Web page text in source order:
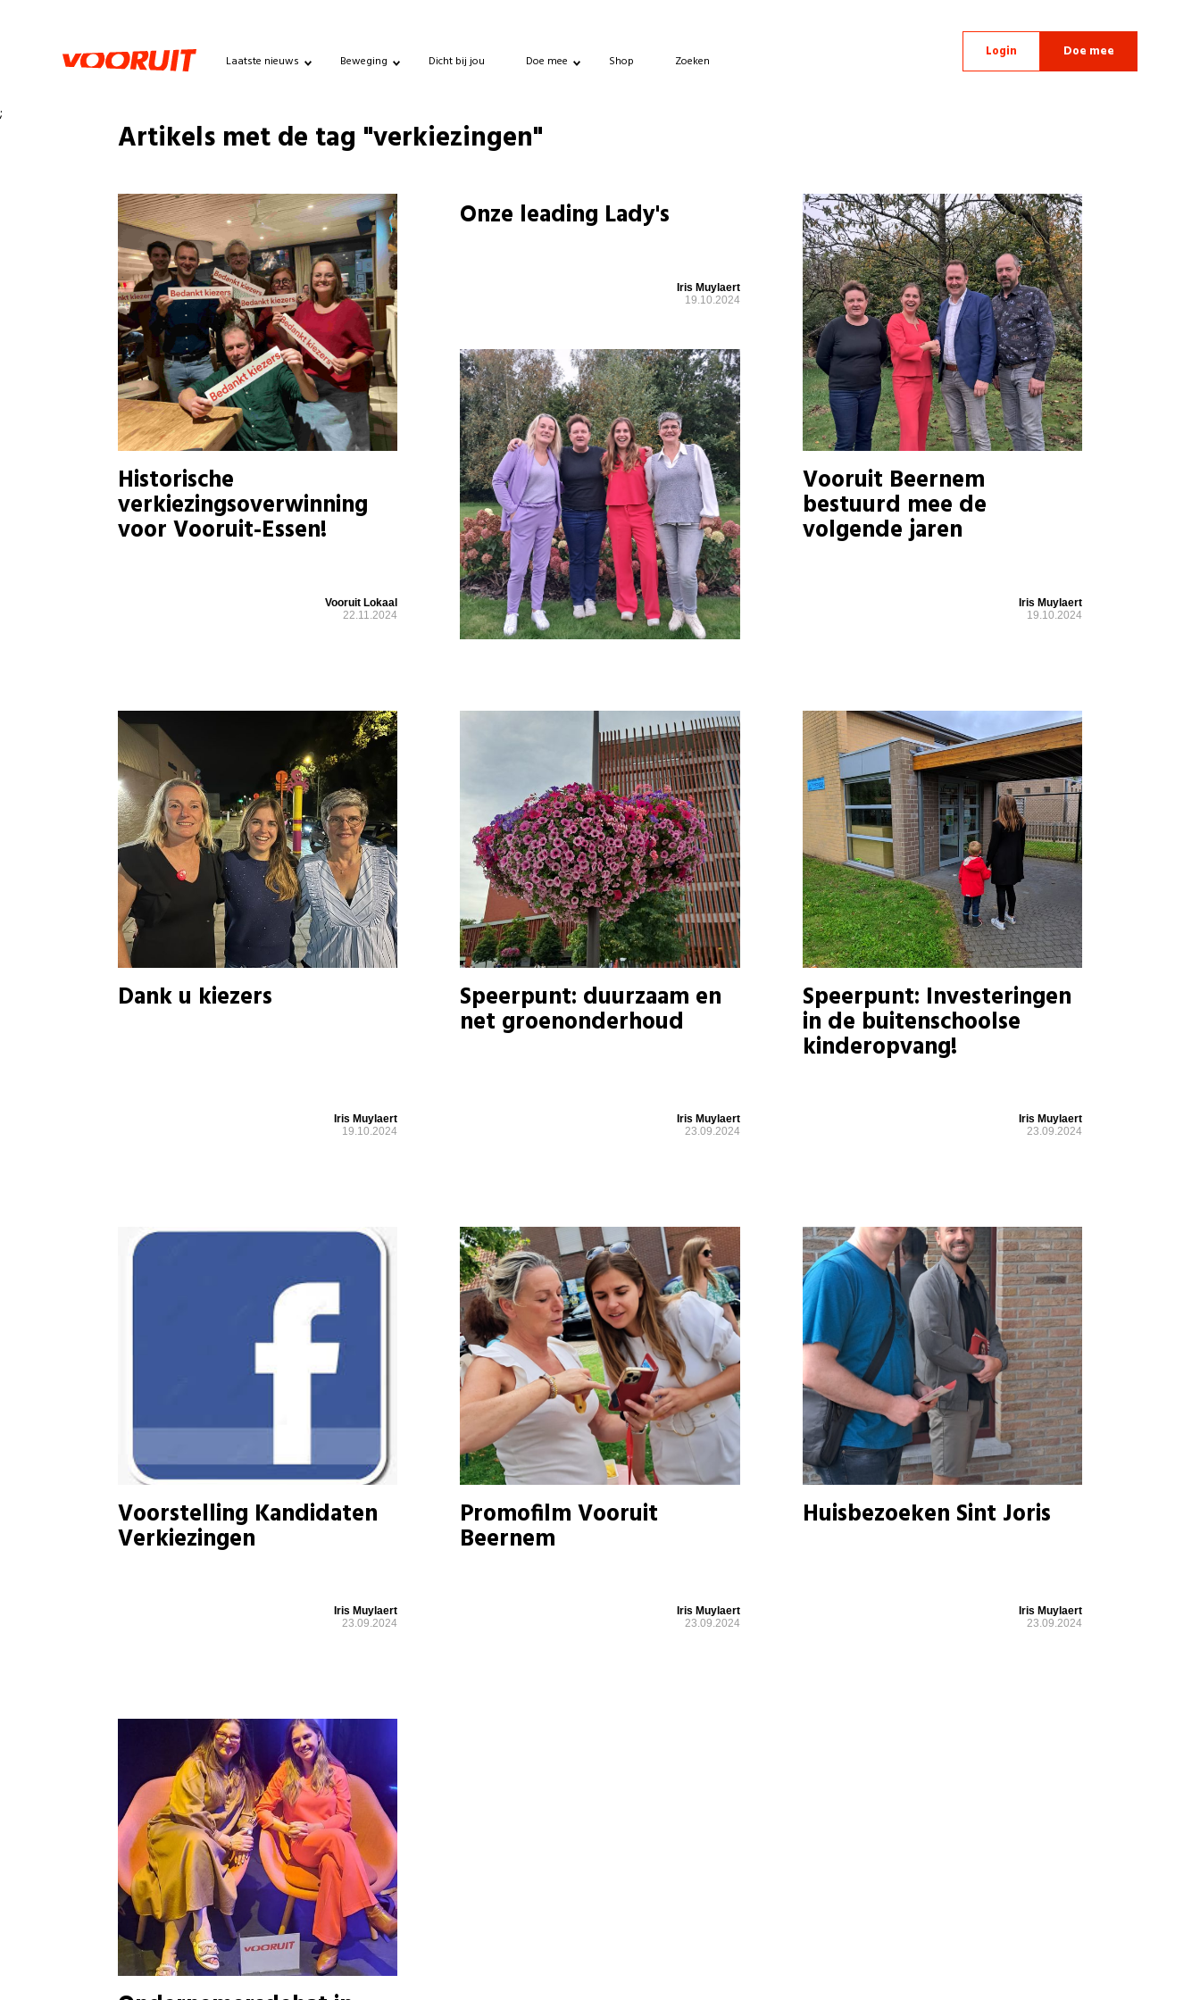
Laatste nieuws Beweging Dicht bij jou Doe mee Shop Zoeken
Login Doe mee
;
Artikels met de tag "verkiezingen"
Historische
verkiezingsoverwinning
voor Vooruit-Essen!
Vooruit Lokaal
22.11.2024
Onze leading Lady's
Iris Muylaert
19.10.2024
Vooruit Beernem
bestuurd mee de
volgende jaren
Iris Muylaert
19.10.2024
Dank u kiezers
Iris Muylaert
19.10.2024
Speerpunt: duurzaam en
net groenonderhoud
Iris Muylaert
23.09.2024
Speerpunt: Investeringen
in de buitenschoolse
kinderopvang!
Iris Muylaert
23.09.2024
Voorstelling Kandidaten
Verkiezingen
Iris Muylaert
23.09.2024
Promofilm Vooruit
Beernem
Iris Muylaert
23.09.2024
Huisbezoeken Sint Joris
Iris Muylaert
23.09.2024